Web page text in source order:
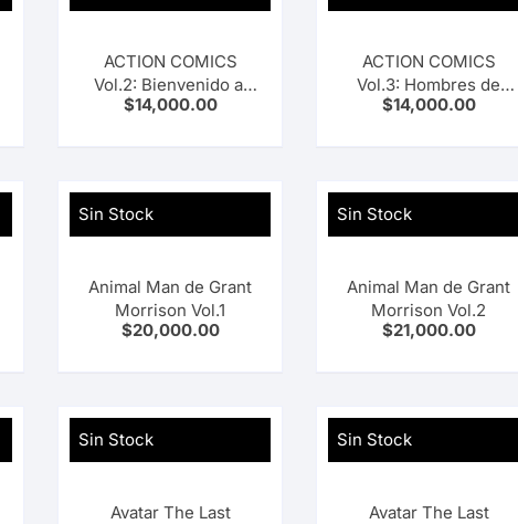
ACTION COMICS
Vol.2: Bienvenido al
Planeta
$14,000.00
ACTION COMICS
Vol.3: Hombres de
Acero
$14,000.00
Sin Stock
Animal Man de Grant
Morrison Vol.1
$20,000.00
Sin Stock
Animal Man de Grant
Morrison Vol.2
$21,000.00
Sin Stock
Avatar The Last
Sin Stock
Avatar The Last